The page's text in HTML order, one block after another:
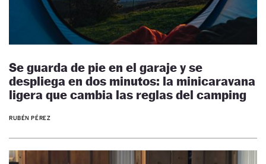
Se guarda de pie en el garaje y se
despliega en dos minutos: la minicaravana
ligera que cambia las reglas del camping
RUBÉN PÉREZ